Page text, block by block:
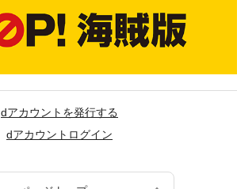
dアカウントを発行する
dアカウントログイン